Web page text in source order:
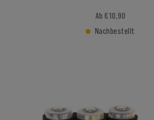
Ab € 10,90
Nachbestellt